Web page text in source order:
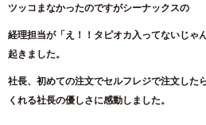
ツッコまなかったのですがシーナックスの
経理担当が「え！！タピオカ入ってないじゃ
起きました。
社長、初めての注文でセルフレジで注文した
くれる社長の優しさに感動しました。